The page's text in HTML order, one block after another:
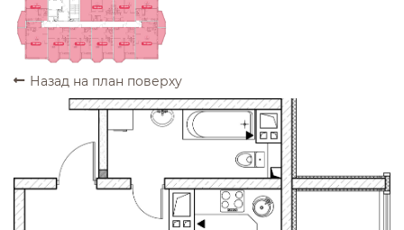
ПРОДАНО ПРОДАНО ПРОДАНО
ПРОДАНО
ПРОДАНО
ПРОДАНО
ПРОДАНО
ПРОДАНО
ПРОДАНО
ПРОДАНО
Назад на план поверху